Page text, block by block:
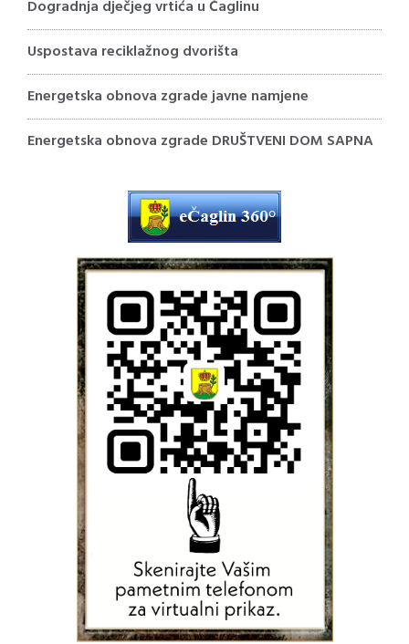
Dogradnja dječjeg vrtića u Čaglinu
Uspostava reciklažnog dvorišta
Energetska obnova zgrade javne namjene
Energetska obnova zgrade DRUŠTVENI DOM SAPNA